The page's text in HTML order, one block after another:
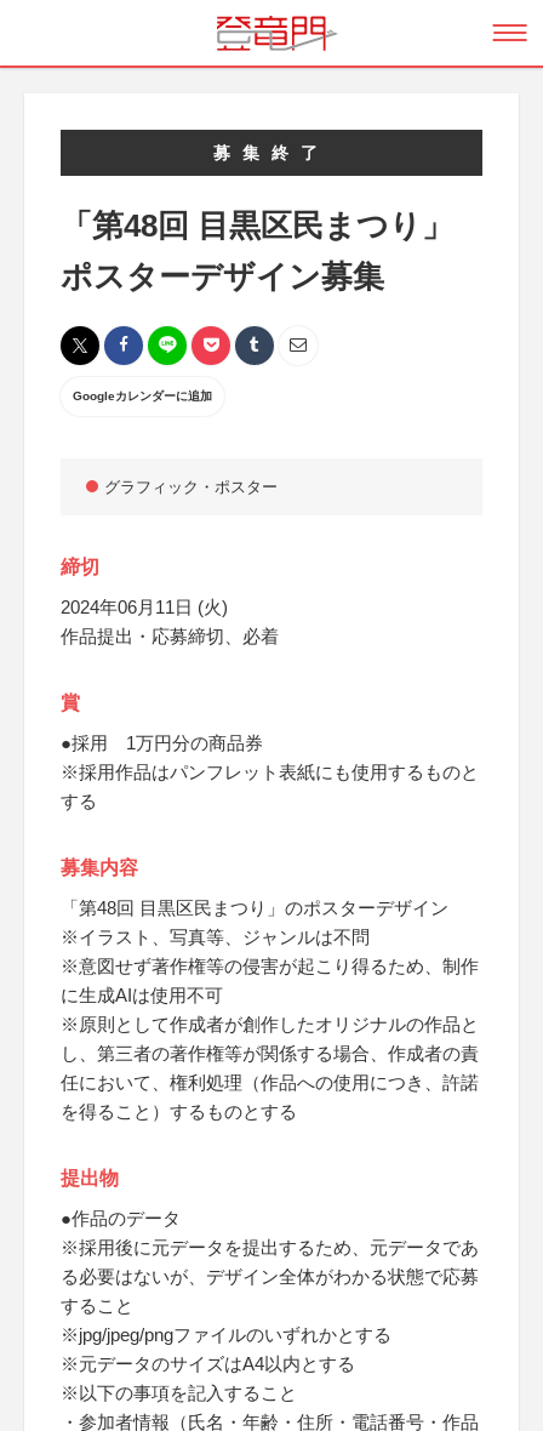
募集終了
「第48回 目黒区民まつり」
ポスターデザイン募集
Googleカレンダーに追加
グラフィック・ポスター
締切
2024年06月11日 (火)
作品提出・応募締切、必着
賞
●採用 1万円分の商品券
※採用作品はパンフレット表紙にも使用するものと
する
募集内容
「第48回 目黒区民まつり」のポスターデザイン
※イラスト、写真等、ジャンルは不問
※意図せず著作権等の侵害が起こり得るため、制作
に生成AIは使用不可
※原則として作成者が創作したオリジナルの作品と
し、第三者の著作権等が関係する場合、作成者の責
任において、権利処理（作品への使用につき、許諾
を得ること）するものとする
提出物
●作品のデータ
※採用後に元データを提出するため、元データであ
る必要はないが、デザイン全体がわかる状態で応募
すること
※jpg/jpeg/pngファイルのいずれかとする
※元データのサイズはA4以内とする
※以下の事項を記入すること
・参加者情報（氏名・年齢・住所・電話番号・作品